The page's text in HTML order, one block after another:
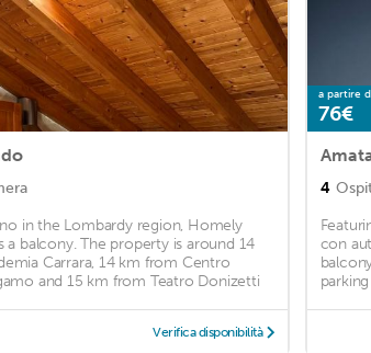
in the Lombardy region, Homely
a balcony. The property is around 14
Carrara, 14 km from Centro
and 15 km from Teatro Donizetti
Verifica disponibilità
a partire
76€
4
con